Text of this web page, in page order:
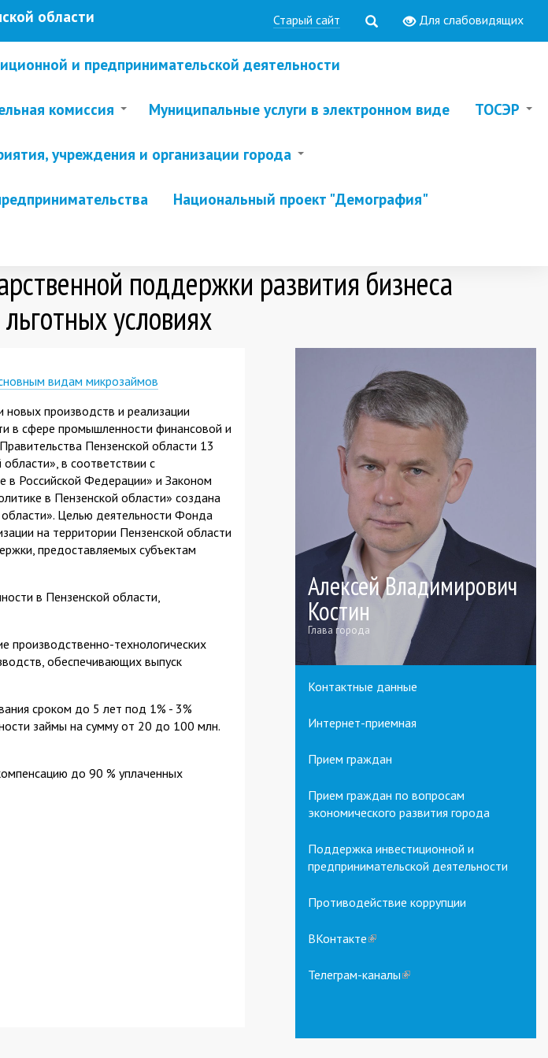
области Старый сайт Для слабовидящих
и предпринимательской деятельности
комиссия Муниципальные услуги в электронном виде ТОСЭР
учреждения и организации города
Национальный проект "Демография"
поддержки развития бизнеса
условиях
видам микрозаймов
производств и реализации
в сфере промышленности финансовой и
Пензенской области 13
в соответствии с
Российской Федерации» и Законом
в Пензенской области» создана
Целью деятельности Фонда
на территории Пензенской области
предоставляемых субъектам
в Пензенской области,
производственно-технологических
обеспечивающих выпуск
сроком до 5 лет под 1% - 3%
займы на сумму от 20 до 100 млн.
до 90 % уплаченных
Алексей Владимирович
Костин
Глава города
Контактные данные
Интернет-приемная
Прием граждан
Прием граждан по вопросам
экономического развития города
Поддержка инвестиционной и
предпринимательской деятельности
Противодействие коррупции
ВКонтакте(link
external)
Телеграм-каналы(link